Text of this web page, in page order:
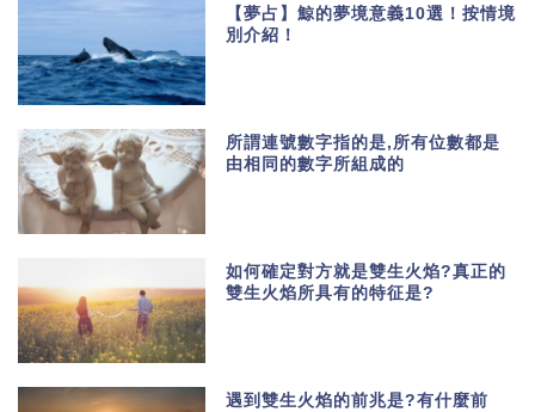
【夢占】鯨的夢境意義10選！按情境
別介紹！
所謂連號數字指的是,所有位數都是
由相同的數字所組成的
如何確定對方就是雙生火焰?真正的
雙生火焰所具有的特征是?
遇到雙生火焰的前兆是?有什麼前